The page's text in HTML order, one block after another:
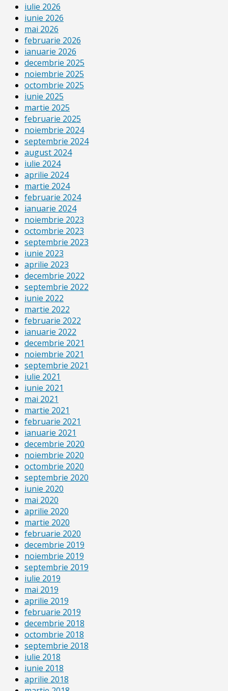
iulie 2026
iunie 2026
mai 2026
februarie 2026
ianuarie 2026
decembrie 2025
noiembrie 2025
octombrie 2025
iunie 2025
martie 2025
februarie 2025
noiembrie 2024
septembrie 2024
august 2024
iulie 2024
aprilie 2024
martie 2024
februarie 2024
ianuarie 2024
noiembrie 2023
octombrie 2023
septembrie 2023
iunie 2023
aprilie 2023
decembrie 2022
septembrie 2022
iunie 2022
martie 2022
februarie 2022
ianuarie 2022
decembrie 2021
noiembrie 2021
septembrie 2021
iulie 2021
iunie 2021
mai 2021
martie 2021
februarie 2021
ianuarie 2021
decembrie 2020
noiembrie 2020
octombrie 2020
septembrie 2020
iunie 2020
mai 2020
aprilie 2020
martie 2020
februarie 2020
decembrie 2019
noiembrie 2019
septembrie 2019
iulie 2019
mai 2019
aprilie 2019
februarie 2019
decembrie 2018
octombrie 2018
septembrie 2018
iulie 2018
iunie 2018
aprilie 2018